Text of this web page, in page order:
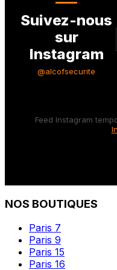
Suivez-nous
sur
Instagram
@alcofsecurite
Feed Instagram
NOS BOUTIQUES
Paris 7
Paris 9
Paris 15
Paris 16